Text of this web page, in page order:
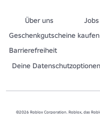
Über uns Jobs
Geschenkgutscheine kaufen
Barrierefreiheit
Deine Datenschutzoptionen
©2026 Roblox Corporation. Roblox, das